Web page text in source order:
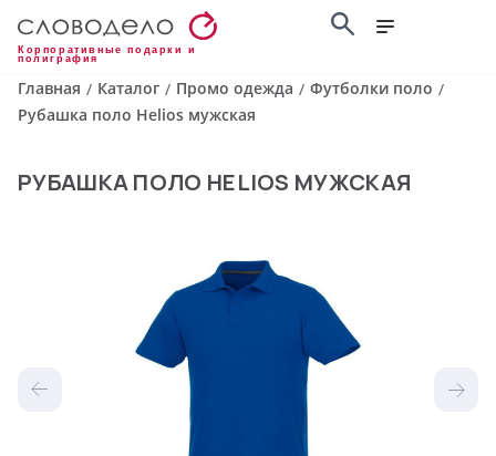
Корпоративные подарки и
полиграфия
Главная / Каталог / Промо одежда / Футболки поло /
Рубашка поло Helios мужская
РУБАШКА ПОЛО HELIOS МУЖСКАЯ